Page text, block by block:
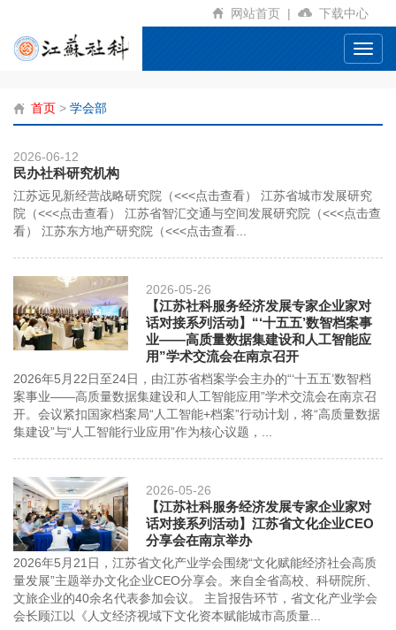
网站首页 | 下载中心
首页 > 学会部
2026-06-12
民办社科研究机构
江苏远见新经营战略研究院（<<<点击查看） 江苏省城市发展研究
院（<<<点击查看） 江苏省智汇交通与空间发展研究院（<<<点击查
看） 江苏东方地产研究院（<<<点击查看...
2026-05-26
【江苏社科服务经济发展专家企业家对
话对接系列活动】“‘十五五’数智档案事
业——高质量数据集建设和人工智能应
用”学术交流会在南京召开
2026年5月22日至24日，由江苏省档案学会主办的“‘十五五’数智档
案事业——高质量数据集建设和人工智能应用”学术交流会在南京召
开。会议紧扣国家档案局“人工智能+档案”行动计划，将“高质量数据
集建设”与“人工智能行业应用”作为核心议题，...
2026-05-26
【江苏社科服务经济发展专家企业家对
话对接系列活动】江苏省文化企业CEO
分享会在南京举办
2026年5月21日，江苏省文化产业学会围绕“文化赋能经济社会高质
量发展”主题举办文化企业CEO分享会。来自全省高校、科研院所、
文旅企业的40余名代表参加会议。 主旨报告环节，省文化产业学会
会长顾江以《人文经济视域下文化资本赋能城市高质量...